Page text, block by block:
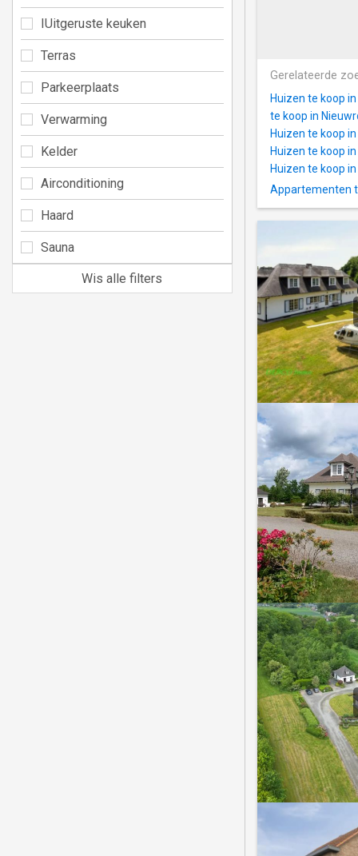
Gerelateerde
Huizen te koop
te koop in
Huizen te koop
Huizen te koop in
Huizen te koop
Appartementen
IUitgeruste keuken
Terras
Parkeerplaats
Verwarming
Kelder
Airconditioning
Haard
Sauna
Wis alle filters